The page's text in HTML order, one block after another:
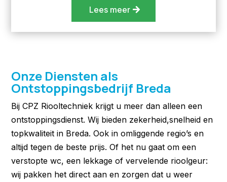
Lees meer
Onze Diensten als
Ontstoppingsbedrijf Breda
Bij CPZ Riooltechniek krijgt u meer dan alleen een
ontstoppingsdienst. Wij bieden zekerheid,snelheid en
topkwaliteit in Breda. Ook in omliggende regio’s en
altijd tegen de beste prijs. Of het nu gaat om een
verstopte wc, een lekkage of vervelende rioolgeur:
wij pakken het direct aan en zorgen dat u weer